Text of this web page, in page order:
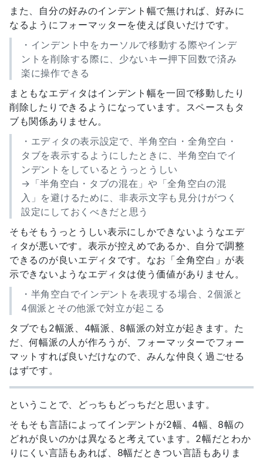
また、自分の好みのインデント幅で無ければ、好みに
なるようにフォーマッターを使えば良いだけです。
・インデント中をカーソルで移動する際やインデ
ントを削除する際に、少ないキー押下回数で済み
楽に操作できる
まともなエディタはインデント幅を一回で移動したり
削除したりできるようになっています。スペースもタ
ブも関係ありません。
・エディタの表示設定で、半角空白・全角空白・
タブを表示するようにしたときに、半角空白でイ
ンデントをしているとうっとうしい
→「半角空白・タブの混在」や「全角空白の混
入」を避けるために、非表示文字も見分けがつく
設定にしておくべきだと思う
そもそもうっとうしい表示にしかできないようなエデ
ィタが悪いです。表示が控えめであるか、自分で調整
できるのが良いエディタです。なお「全角空白」が表
示できないようなエディタは使う価値がありません。
・半角空白でインデントを表現する場合、2個派と
4個派とその他派で対立が起こる
タブでも2幅派、4幅派、8幅派の対立が起きます。た
だ、何幅派の人が作ろうが、フォーマッターでフォー
マットすれば良いだけなので、みんな仲良く過ごせる
はずです。
ということで、どっちもどっちだと思います。
そもそも言語によってインデントが2幅、4幅、8幅の
どれが良いのかは異なると考えています。2幅だとわか
りにくい言語もあれば、8幅だときつい言語もありま